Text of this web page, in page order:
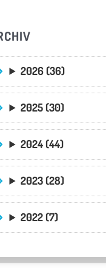
2026 (36)
2025 (30)
2024 (44)
2023 (28)
2022 (7)